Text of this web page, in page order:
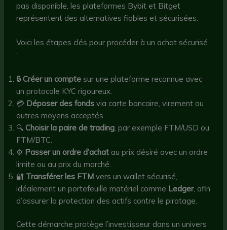
pas disponible, les plateformes Bybit et Bitget
représentent des alternatives fiables et sécurisées.
Voici les étapes clés pour procéder à un achat sécurisé
:
🔒 Créer un compte sur une plateforme reconnue avec
un protocole KYC rigoureux.
💳 Déposer des fonds via carte bancaire, virement ou
autres moyens acceptés.
🔍 Choisir la paire de trading , par exemple FTM/USD ou
FTM/BTC.
⚙️ Passer un ordre d’achat au prix désiré avec un ordre
limite ou au prix du marché.
🔐 Transférer les FTM vers un wallet sécurisé,
idéalement un portefeuille matériel comme Ledger, afin
d’assurer la protection des actifs contre le piratage.
Cette démarche protège l’investisseur dans un univers